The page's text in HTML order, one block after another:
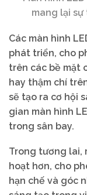
mang lại
Các màn hình
phát triển, cho
trên các bề mặt
hay thậm chí
sẽ tạo ra cơ hội
gian màn hình
trong sân bay.
Trong tương lai,
hoạt hơn, cho
hạn chế và góc